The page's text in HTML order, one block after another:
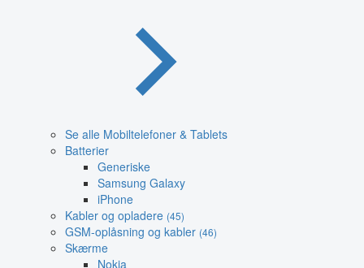
Se alle Mobiltelefoner & Tablets
Batterier
Generiske
Samsung Galaxy
iPhone
Kabler og opladere (45)
GSM-oplåsning og kabler (46)
Skærme
Nokia